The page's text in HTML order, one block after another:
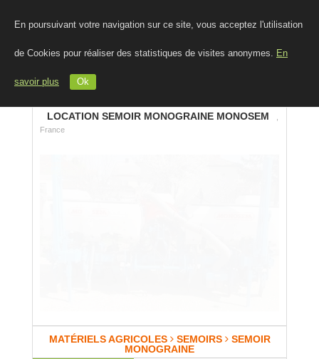
En poursuivant votre navigation sur ce site, vous acceptez l'utilisation
de Cookies pour réaliser des statistiques de visites anonymes. En
savoir plus Ok
LOCATION SEMOIR MONOGRAINE MONOSEM
France
MATÉRIELS AGRICOLES SEMOIRS SEMOIR
MONOGRAINE